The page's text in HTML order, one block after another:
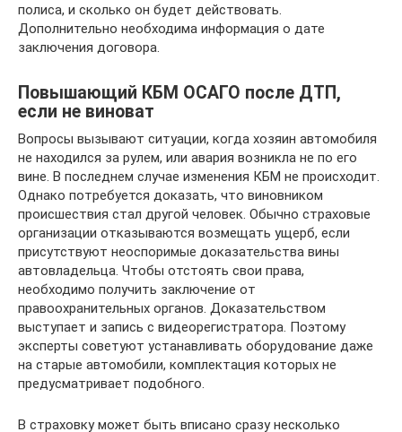
полиса, и сколько он будет действовать.
Дополнительно необходима информация о дате
заключения договора.
Повышающий КБМ ОСАГО после ДТП,
если не виноват
Вопросы вызывают ситуации, когда хозяин автомобиля
не находился за рулем, или авария возникла не по его
вине. В последнем случае изменения КБМ не происходит.
Однако потребуется доказать, что виновником
происшествия стал другой человек. Обычно страховые
организации отказываются возмещать ущерб, если
присутствуют неоспоримые доказательства вины
автовладельца. Чтобы отстоять свои права,
необходимо получить заключение от
правоохранительных органов. Доказательством
выступает и запись с видеорегистратора. Поэтому
эксперты советуют устанавливать оборудование даже
на старые автомобили, комплектация которых не
предусматривает подобного.
В страховку может быть вписано сразу несколько